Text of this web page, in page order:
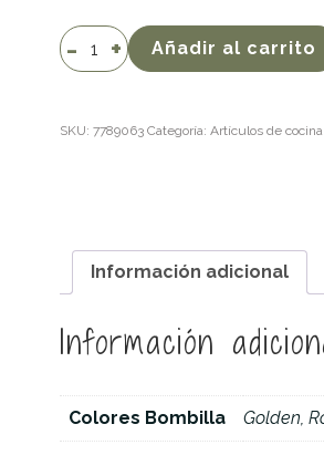
Set
bombillas
reutilizables
cantidad
Añadir al carrito
SKU:7789063 Categoría:Artículos de cocina
Información adicional
Información
Colores Bombilla Golden,